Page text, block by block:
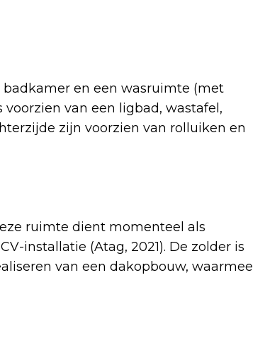
en een wasruimte (met
van een ligbad, wastafel,
zijn voorzien van rolluiken en
ruimte dient momenteel als
installatie (Atag, 2021). De zolder is
van een dakopbouw, waarmee